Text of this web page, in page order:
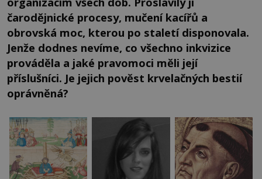
čarodějnické procesy, mučení kacířů a
obrovská moc, kterou po staletí disponovala.
Jenže dodnes nevíme, co všechno inkvizice
prováděla a jaké pravomoci měli její
příslušníci. Je jejich pověst krvelačných bestií
oprávněná?